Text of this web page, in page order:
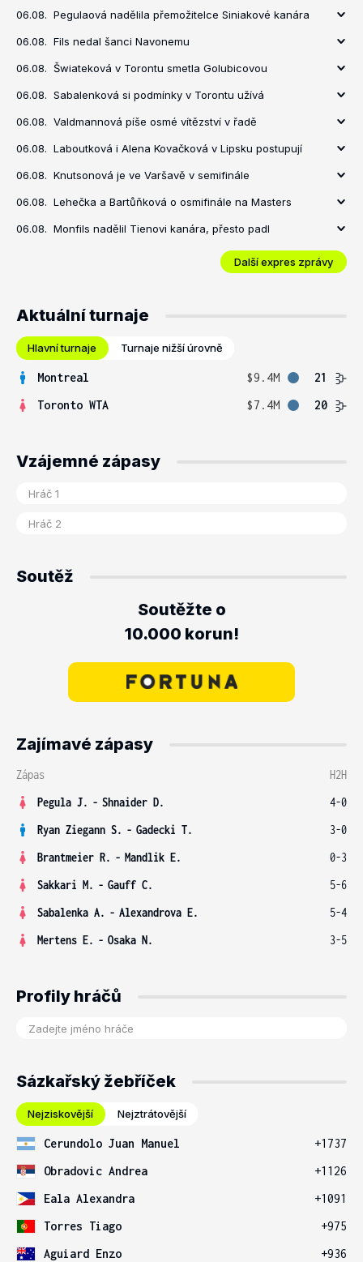
06.08. Pegulaová nadělila přemožitelce Siniakové kanára
06.08. Fils nedal šanci Navonemu
06.08. Šwiateková v Torontu smetla Golubicovou
06.08. Sabalenková si podmínky v Torontu užívá
06.08. Valdmannová píše osmé vítězství v řadě
06.08. Laboutková i Alena Kovačková v Lipsku postupují
06.08. Knutsonová je ve Varšavě v semifinále
06.08. Lehečka a Bartůňková o osmifinále na Masters
06.08. Monfils nadělil Tienovi kanára, přesto padl
Další expres zprávy
Aktuální turnaje
Hlavní turnaje Turnaje nižší úrovně
Montreal $9.4M
21
Toronto WTA
$7.4M 20
Vzájemné zápasy
Soutěž
Soutěžte o
10.000 korun!
Zajímavé zápasy
Zápas
H2H
Pegula J. - Shnaider D.
4-0
Ryan Ziegann S. - Gadecki T.
3-0
Brantmeier R. - Mandlik E.
0-3
Sakkari M. - Gauff C.
5-6
Sabalenka A. - Alexandrova E.
5-4
Mertens E. - Osaka N. 3-5
Profily hráčů
Sázkařský žebříček
Nejziskovější Nejztrátovější
Cerundolo Juan Manuel
+1737
Obradovic Andrea
+1126
Eala Alexandra
+1091
Torres Tiago
+975
Aguiard Enzo
+936